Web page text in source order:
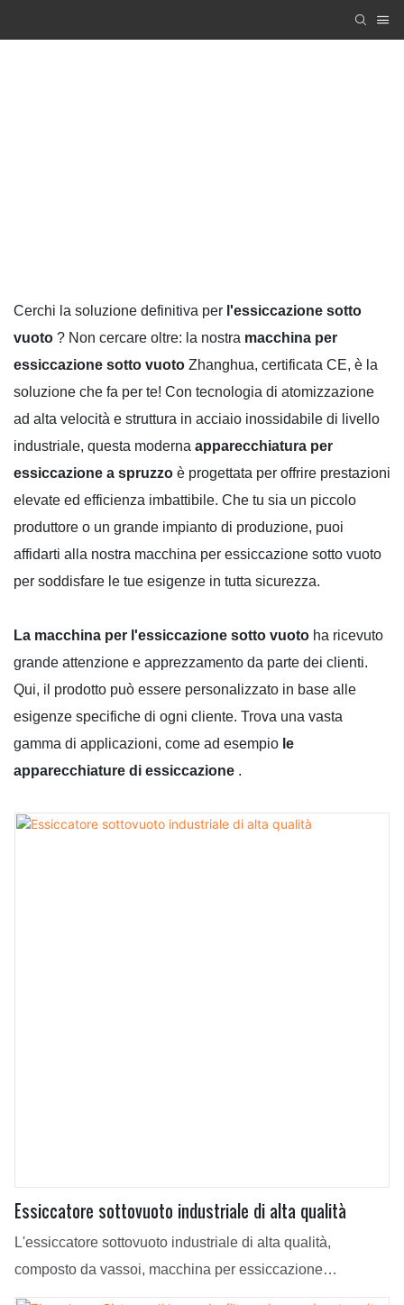
Cerchi la soluzione definitiva per l'essiccazione sotto
vuoto ? Non cercare oltre: la nostra macchina per
essiccazione sotto vuoto Zhanghua, certificata CE, è la
soluzione che fa per te! Con tecnologia di atomizzazione
ad alta velocità e struttura in acciaio inossidabile di livello
industriale, questa moderna apparecchiatura per
essiccazione a spruzzo è progettata per offrire prestazioni
elevate ed efficienza imbattibile. Che tu sia un piccolo
produttore o un grande impianto di produzione, puoi
affidarti alla nostra macchina per essiccazione sotto vuoto
per soddisfare le tue esigenze in tutta sicurezza.
La macchina per l'essiccazione sotto vuoto ha ricevuto
grande attenzione e apprezzamento da parte dei clienti.
Qui, il prodotto può essere personalizzato in base alle
esigenze specifiche di ogni cliente. Trova una vasta
gamma di applicazioni, come ad esempio le
apparecchiature di essiccazione .
Essiccatore sottovuoto industriale di alta qualità
L'essiccatore sottovuoto industriale di alta qualità,
composto da vassoi, macchina per essiccazione
sottovuoto e forno di essiccazione sottovuoto, ha riscosso